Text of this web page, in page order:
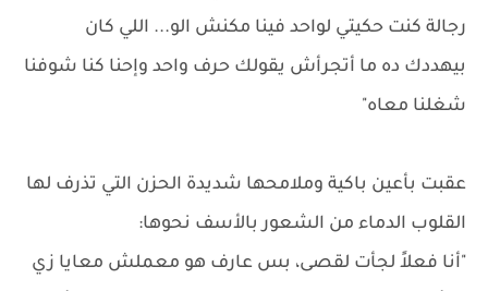
رجالة كنت حكيتي لواحد فينا مكنش الو... اللي كان
بيهددك ده ما أتجرأش يقولك حرف واحد وإحنا كنا شوفنا
شغلنا معاه"
عقبت بأعين باكية وملامحها شديدة الحزن التي تذرف لها
القلوب الدماء من الشعور بالأسف نحوها:
"أنا فعلاً لجأت لقصى، بس عارف هو معملش معايا زي